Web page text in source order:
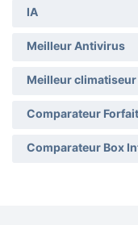
IA
Meilleur Antivirus
Meilleur climatiseur
Comparateur
Comparateur Box